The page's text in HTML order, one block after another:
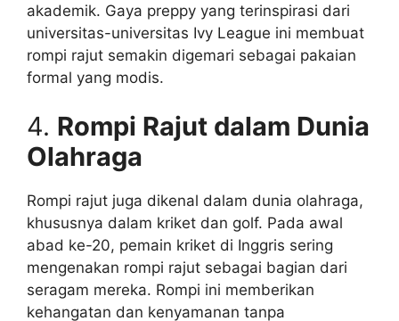
akademik. Gaya preppy yang terinspirasi dari
universitas-universitas Ivy League ini membuat
rompi rajut semakin digemari sebagai pakaian
formal yang modis.
4. Rompi Rajut dalam Dunia
Olahraga
Rompi rajut juga dikenal dalam dunia olahraga,
khususnya dalam kriket dan golf. Pada awal
abad ke-20, pemain kriket di Inggris sering
mengenakan rompi rajut sebagai bagian dari
seragam mereka. Rompi ini memberikan
kehangatan dan kenyamanan tanpa